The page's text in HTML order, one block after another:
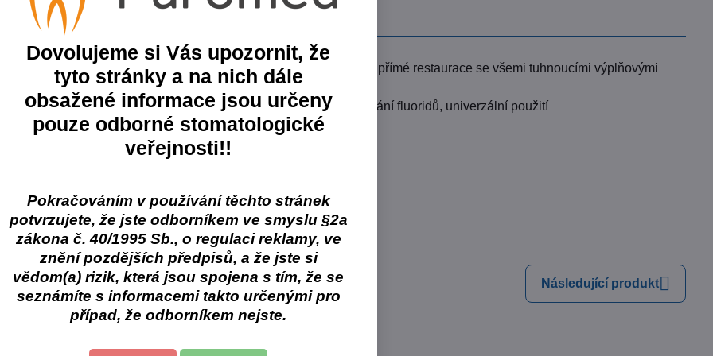
Popis
samoleptací dentinosklovinový bond zesílený nanoplnidly pro přímé restaurace se všemi tuhnoucími výplňovými
všechny výplňové třídy a pro ošetření dentinových hypersenzitivit
uzávěr, tolerance vlhkosti, jednoduchá a rychlá aplikace, dávkování fluoridů, univerzální použití
pacienty
s nebo bez leptání kyselinou fosforečnou
pro přímé a nepřímé výplně
ke kovům, keramice bez použití primeru
vrstvě - celková doba zpracování je pouhých 35 sekund
Následující produkt
produkty
47%
Zhermack Zeta 3
Dovolujeme si Vás upozornit, že
tyto stránky a na nich dále
obsažené informace jsou určeny
pouze odborné stomatologické
veřejnosti!!
Pokračováním v používání těchto stránek
potvrzujete, že jste odborníkem ve smyslu §2a
zákona č. 40/1995 Sb., o regulaci reklamy, ve
znění pozdějších předpisů, a že jste si
vědom(a) rizik, která jsou spojena s tím, že se
seznámíte s informacemi takto určenými pro
případ, že odborníkem nejste.